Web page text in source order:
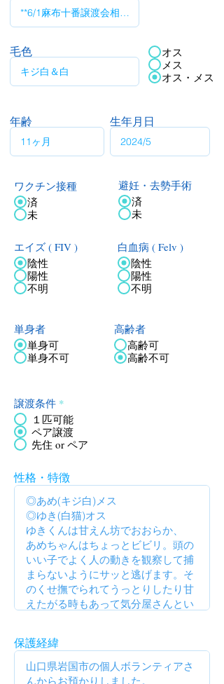
毛色
オス
メス
オス・メス
年齢 生年月日
ワクチン接種
済
未
エイズ ( FIV )
陰性
陽性
不明
避妊・去勢手術
済
未
白血病 ( Felv )
陰性
陽性
不明
単身者
単身可
単身不可
高齢者
高齢可
高齢不可
譲渡条件 *
１匹可能
ペア譲渡
先住 or ペア
性格・特徴
保護経緯